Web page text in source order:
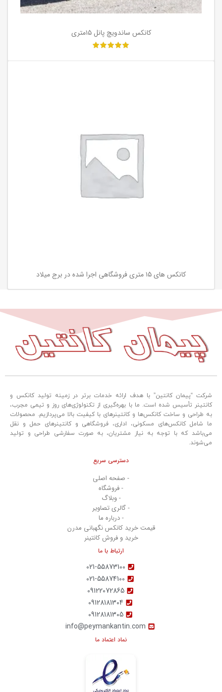
کانکس ساندویچ پانل ۱۵متری
کانکس های ۱۵ متری فروشگاهی اجرا شده در برج میلاد
شرکت “پیمان کانتین” با هدف ارائه خدمات برتر در زمینه تولید کانکس و
کانتینر تأسیس شده است. ما با بهره‌گیری از تکنولوژی‌های روز و تیمی مجرب،
به طراحی و ساخت کانکس‌ها و کانتینرهای با کیفیت بالا می‌پردازیم. محصولات
ما شامل کانکس‌های مسکونی، اداری، فروشگاهی و کانتینرهای حمل و نقل
می‌باشد که با توجه به نیاز مشتریان، به صورت سفارشی طراحی و تولید
می‌شوند.
دسترسی سریع
- صفحه اصلی
- فروشگاه
- وبلاگ
- گالری تصاویر
- درباره ما
قیمت خرید کانکس نگهبانی مدرن
خرید و فروش کانتینر
ارتباط با ما
021-55873100
021-55874100
09122072865
09128181304
09128181305
info@peymankantin.com
نماد اعتماد ما